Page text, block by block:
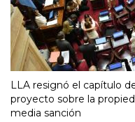
LLA resignó el capítulo
proyecto sobre la
media sanción